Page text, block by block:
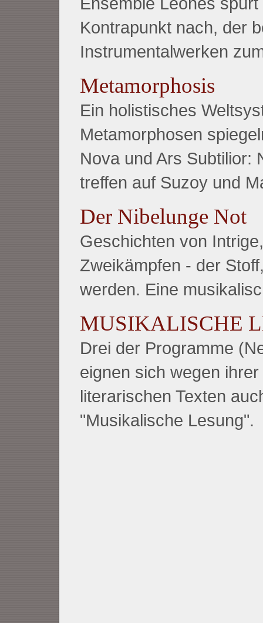
Kontrapunkt nach, der
Instrumentalwerken
Metamorphosis
Ein holistisches
Metamorphosen
Nova und Ars Subtilior:
treffen auf Suzoy und
Der Nibelunge Not
Geschichten von
Zweikämpfen - der
werden. Eine
MUSIKALISCHE
Drei der Programme
eignen sich wegen
literarischen Texten
"Musikalische Lesung".